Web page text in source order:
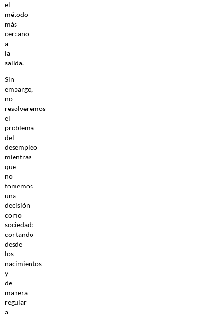
el
método
más
cercano
a
la
salida.
Sin
embargo,
no
resolveremos
el
problema
del
desempleo
mientras
que
no
tomemos
una
decisión
como
sociedad:
contando
desde
los
nacimientos
y
de
manera
regular
a